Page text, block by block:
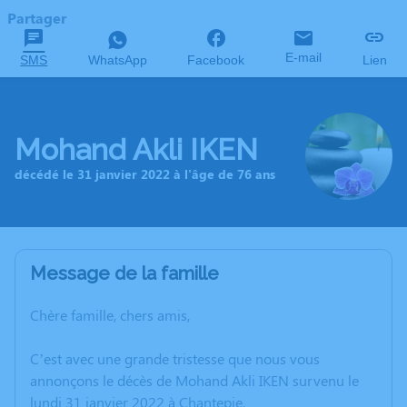
Partager
SMS WhatsApp Facebook E-mail Lien
Mohand Akli IKEN
décédé le 31 janvier 2022 à l'âge de 76 ans
Message de la famille
Chère famille, chers amis,
C’est avec une grande tristesse que nous vous
annonçons le décès de Mohand Akli IKEN survenu le
lundi 31 janvier 2022 à Chantepie.